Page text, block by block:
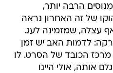
הרבה יותר,
של זה האחרון נראה
עצלה, שמזמינה לעג.
לדמות האב יש זמן
הכובד של הסרט. לו
אותה, אולי היינו